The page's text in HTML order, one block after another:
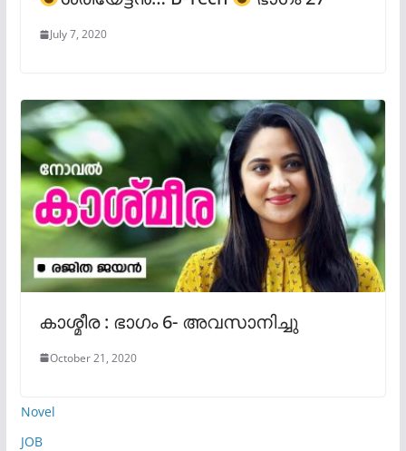
July 7, 2020
കാശ്മീര : ഭാഗം 6- അവസാനിച്ചു
October 21, 2020
Novel
JOB